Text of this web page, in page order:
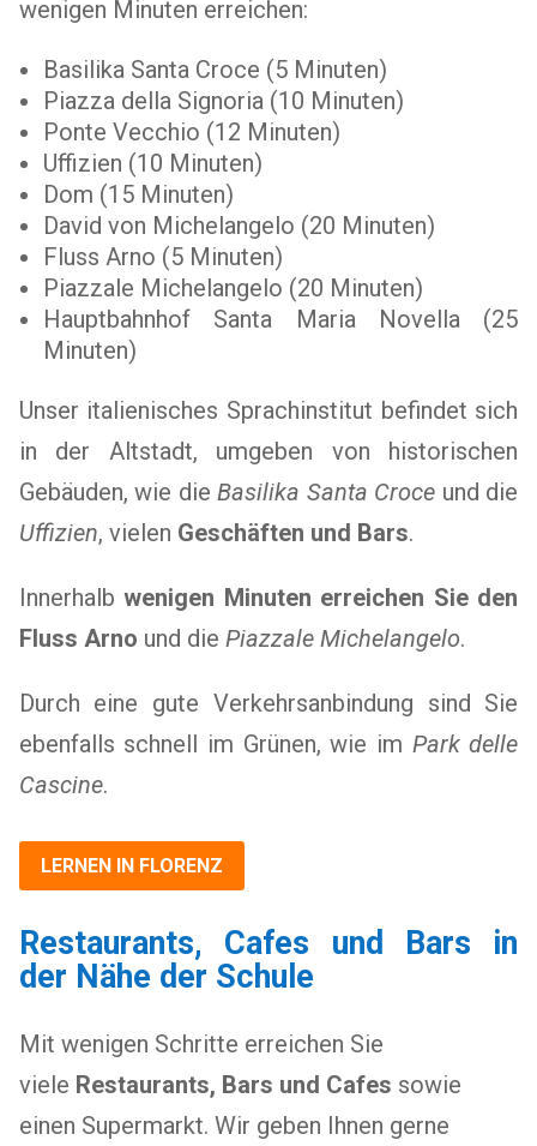
wenigen Minuten erreichen:
Basilika Santa Croce (5 Minuten)
Piazza della Signoria (10 Minuten)
Ponte Vecchio (12 Minuten)
Uffizien (10 Minuten)
Dom (15 Minuten)
David von Michelangelo (20 Minuten)
Fluss Arno (5 Minuten)
Piazzale Michelangelo (20 Minuten)
Hauptbahnhof Santa Maria Novella (25
Minuten)
Unser italienisches Sprachinstitut befindet sich
in der Altstadt, umgeben von historischen
Gebäuden, wie dieBasilika Santa Croce und die
Uffizien, vielen Geschäften und Bars.
Innerhalbwenigen Minuten erreichen Sie den
Fluss Arno und die Piazzale Michelangelo.
Durch eine gute Verkehrsanbindung sind Sie
ebenfalls schnell im Grünen, wie im Park delle
Cascine.
LERNEN IN FLORENZ
Restaurants, Cafes und Bars in
der Nähe der Schule
Mit wenigen Schritte erreichen Sie
viele Restaurants, Bars und Cafes sowie
einen Supermarkt. Wir geben Ihnen gerne